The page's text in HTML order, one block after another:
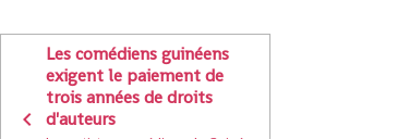
Les comédiens guinéens
exigent le paiement de
trois années de droits
d'auteurs